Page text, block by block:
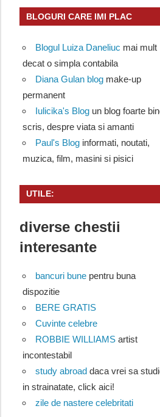
BLOGURI CARE IMI PLAC
Blogul Luiza Daneliuc mai mult
decat o simpla contabila
Diana Gulan blogmake-up
permanent
Iulicika's Blogun blog foarte
scris, despre viata si amanti
Paul's Bloginformati, noutati,
muzica, film, masini si pisici
UTILE:
diverse chestii
interesante
bancuri bunepentru buna
dispozitie
BERE GRATIS
Cuvinte celebre
ROBBIE WILLIAMSartist
incontestabil
study abroaddaca vrei sa
in strainatate, click aici!
zile de nastere celebritati